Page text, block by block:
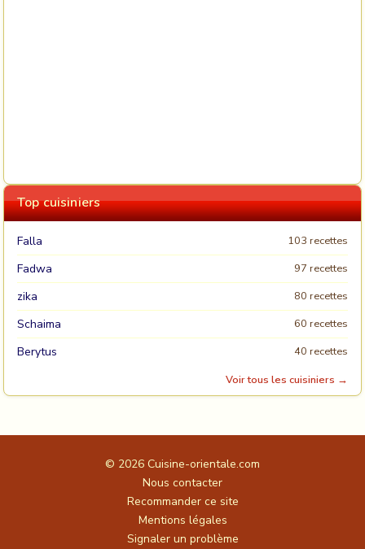
Top cuisiniers
Falla 103 recettes
Fadwa 97 recettes
zika 80 recettes
Schaima 60 recettes
Berytus
40 recettes
Voir tous les cuisiniers →
© 2026 Cuisine-orientale.com
Nous contacter
Recommander ce site
Mentions légales
Signaler un problème